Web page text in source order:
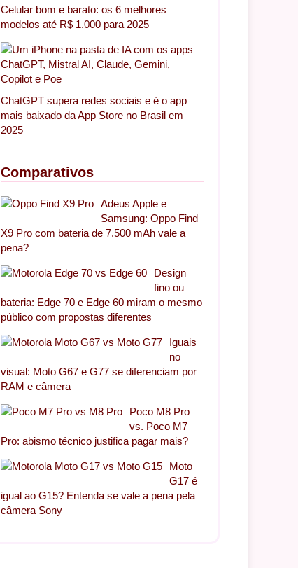
Publicações temporárias têm
Celular bom e barato: os 6 melhores
modelos até R$ 1.000 para 2025
ChatGPT supera redes sociais e é o app
mais baixado da App Store no Brasil em
2025
Comparativos
Adeus Apple e
Samsung: Oppo Find
X9 Pro com bateria de 7.500 mAh vale a
pena?
Design
fino ou
bateria: Edge 70 e Edge 60 miram o mesmo
público com propostas diferentes
Iguais
no
visual: Moto G67 e G77 se diferenciam por
RAM e câmera
Poco M8 Pro
vs. Poco M7
Pro: abismo técnico justifica pagar mais?
Moto
G17 é
igual ao G15? Entenda se vale a pena pela
câmera Sony